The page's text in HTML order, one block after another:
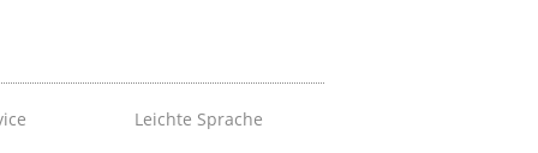
Leichte Sprache